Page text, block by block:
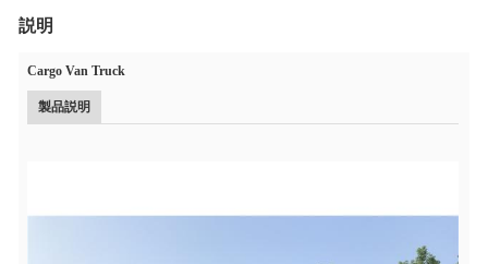
説明
Cargo Van Truck
製品説明